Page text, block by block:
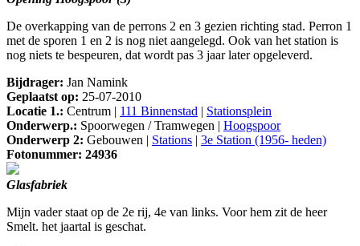
De overkapping van de perrons 2 en 3 gezien richting stad. Perron 1
met de sporen 1 en 2 is nog niet aangelegd. Ook van het station is
nog niets te bespeuren, dat wordt pas 3 jaar later opgeleverd.
Bijdrager: Jan Namink
Geplaatst op: 25-07-2010
Locatie 1.: Centrum | 111 Binnenstad | Stationsplein
Onderwerp.: Spoorwegen / Tramwegen | Hoogspoor
Onderwerp 2: Gebouwen | Stations | 3e Station (1956- heden)
Fotonummer: 24936
Glasfabriek
Mijn vader staat op de 2e rij, 4e van links. Voor hem zit de heer
Smelt. het jaartal is geschat.